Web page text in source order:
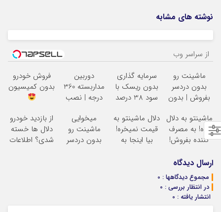
نوشته های مشابه
از سراسر وب
ماشینت رو
بدون دردسر
بفروش | بدون
سرمایه گذاری
بدون ریسک با
سود 38 درصد
دوربین
مداربسته 360
درجه | نصب
فروش خودرو
بدون کمیسیون
ماشینتو به دلال
نده! به مصرف
کننده بفروش!
یک تماس
دلال ماشینتو به
قیمت نمیخره!
بیا اینجا به
میخوایی
ماشینت رو
بدون دردسر
از بازدید خودرو
دلال ها خسته
شدی؟ اطلاعات
ارسال دیدگاه
مجموع دیدگاهها : 0
در انتظار بررسی : 0
انتشار یافته : 0